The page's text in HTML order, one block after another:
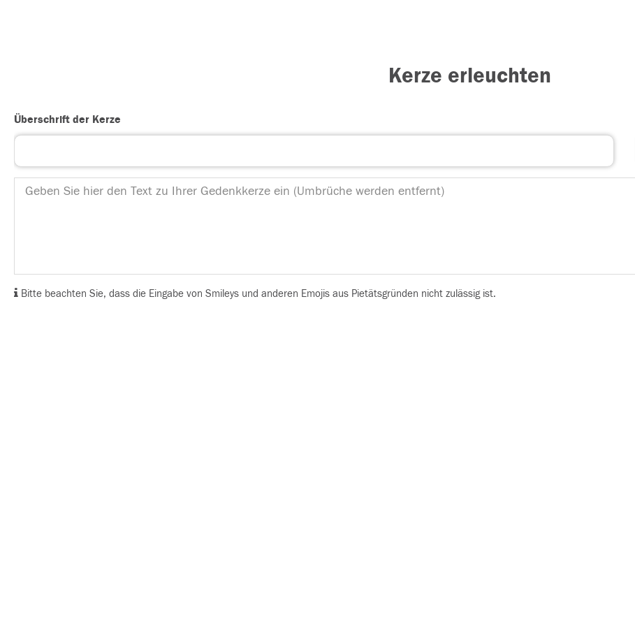
Kerze erleuchten
Überschrift der Kerze
Bitte beachten Sie, dass die Eingabe von Smileys und anderen Emojis aus Pietätsgründen nicht zulässig ist.